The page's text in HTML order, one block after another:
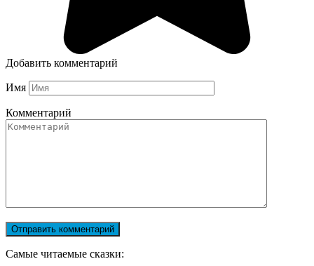
Добавить комментарий
Имя
Комментарий
Самые читаемые сказки: